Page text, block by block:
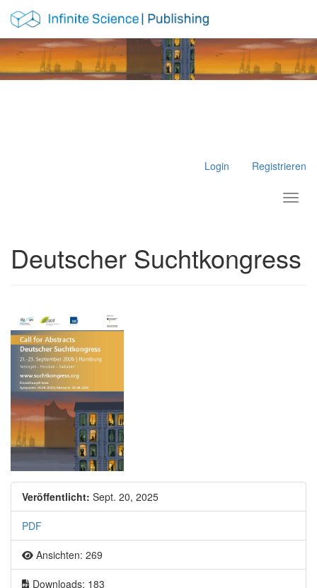
Hauptinhalt
Sidebar
Login Registrieren
Deutscher Suchtkongress
Artikel-Sidebar
Veröffentlicht: Sept. 20, 2025
PDF
Ansichten: 269
Downloads: 183